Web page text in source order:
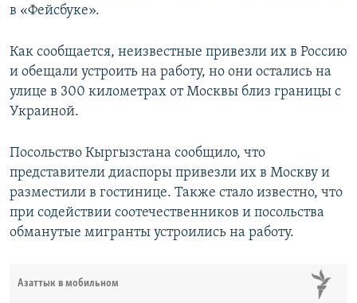
в «Фейсбуке».
Как сообщается, неизвестные привезли их в Россию
и обещали устроить на работу, но они остались на
улице в 300 километрах от Москвы близ границы с
Украиной.
Посольство Кыргызстана сообщило, что
представители диаспоры привезли их в Москву и
разместили в гостинице. Также стало известно, что
при содействии соотечественников и посольства
обманутые мигранты устроились на работу.
Азаттык в мобильном